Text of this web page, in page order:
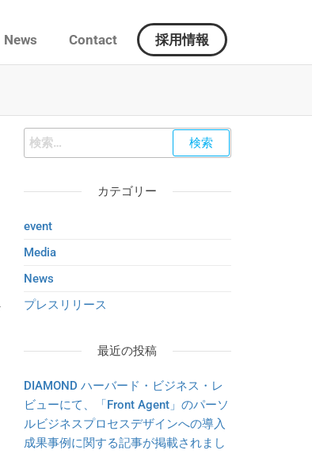
採用情報
News Contact
カテゴリー
event
Media
News
プレスリリース
最近の投稿
DIAMOND ハーバード・ビジネス・レ
ビューにて、「Front Agent」のパーソ
ルビジネスプロセスデザインへの導入
成果事例に関する記事が掲載されまし